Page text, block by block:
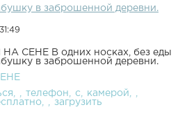
в заброшенной деревни.
31:49
СЕНЕ В одних носках, без еды
в заброшенной деревни.
телефон с
камерой
загрузить